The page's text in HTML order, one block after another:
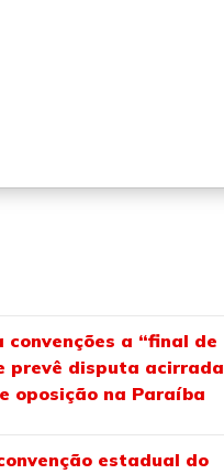
convenções a “final de
prevê disputa acirrada
oposição na Paraíba
estadual do